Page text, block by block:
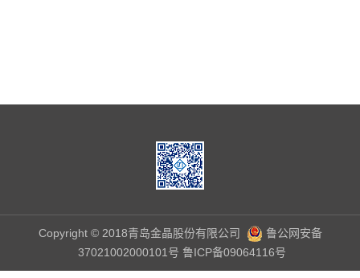
Copyright © 2018青岛金晶股份有限公司
鲁公网安备
37021002000101号 鲁ICP备09064116号